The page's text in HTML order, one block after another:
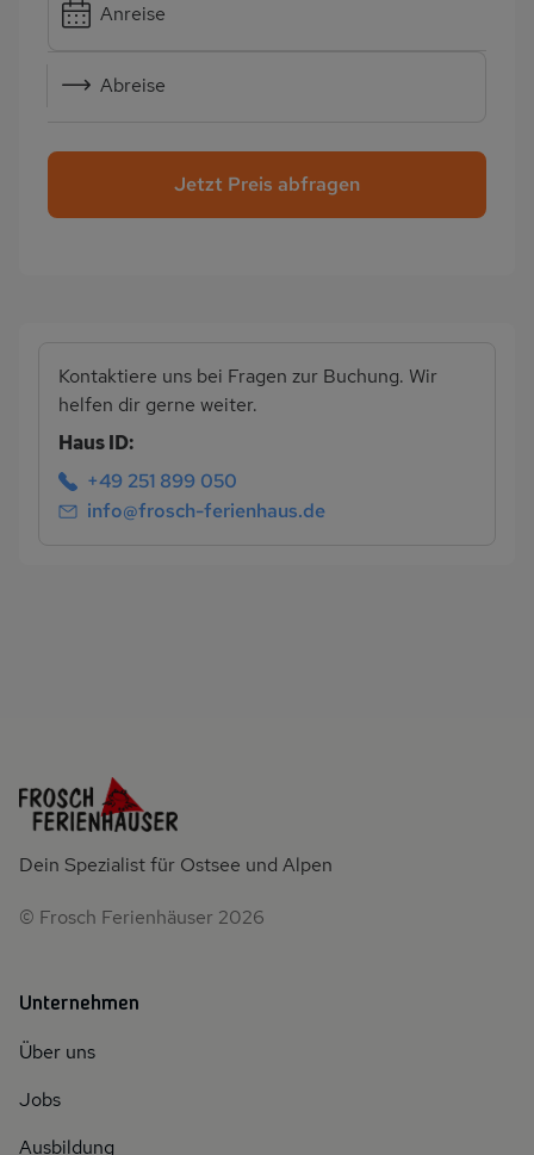
Anreise
Abreise
Jetzt Preis abfragen
Kontaktiere uns bei Fragen zur Buchung. Wir
helfen dir gerne weiter.
Haus ID:
+49 251 899 050
info@frosch-ferienhaus.de
Dein Spezialist für Ostsee und Alpen
© Frosch Ferienhäuser 2026
Unternehmen
Über uns
Jobs
Ausbildung